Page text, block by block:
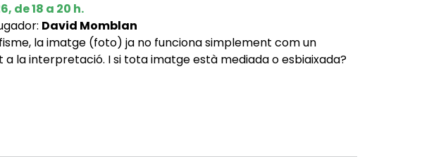
de 18 a 20 h.
David Momblan
la imatge (foto) ja no funciona simplement com un
la interpretació. I si tota imatge està mediada o esbiaixada?